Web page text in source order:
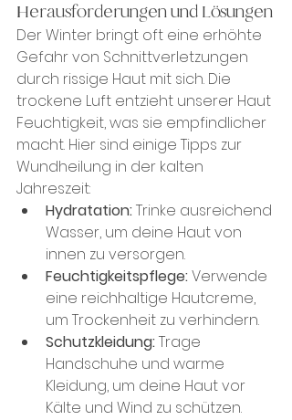
Herausforderungen und Lösungen
Der Winter bringt oft eine erhöhte
Gefahr von Schnittverletzungen
durch rissige Haut mit sich. Die
trockene Luft entzieht unserer Haut
Feuchtigkeit, was sie empfindlicher
macht. Hier sind einige Tipps zur
Wundheilung in der kalten
Jahreszeit:
Hydratation: Trinke ausreichend
Wasser, um deine Haut von
innen zu versorgen.
Feuchtigkeitspflege: Verwende
eine reichhaltige Hautcreme,
um Trockenheit zu verhindern.
Schutzkleidung: Trage
Handschuhe und warme
Kleidung, um deine Haut vor
Kälte und Wind zu schützen.